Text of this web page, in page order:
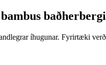
íhugunar. Fyrirtæki